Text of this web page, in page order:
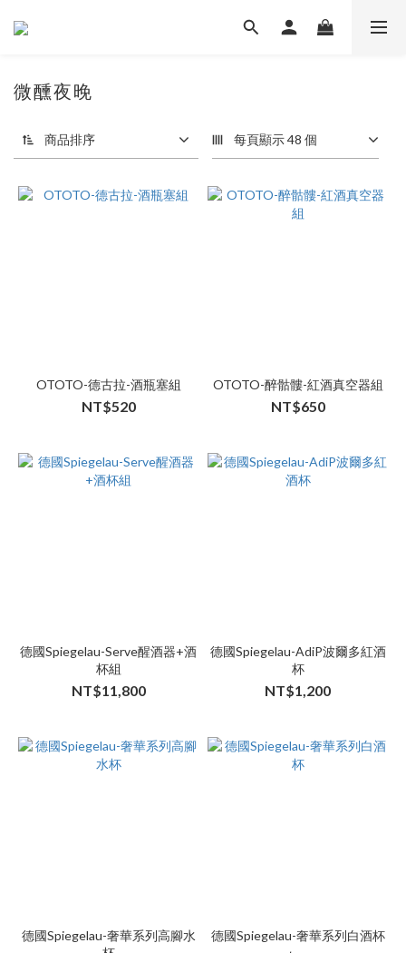
微醺夜晚
商品排序 每頁顯示 48 個
OTOTO-德古拉-酒瓶塞組
NT$520
OTOTO-醉骷髏-紅酒真空器組
NT$650
德國Spiegelau-Serve醒酒器+酒
杯組
NT$11,800
德國Spiegelau-AdiP波爾多紅酒
杯
NT$1,200
德國Spiegelau-奢華系列高腳水
德國Spiegelau-奢華系列白酒杯